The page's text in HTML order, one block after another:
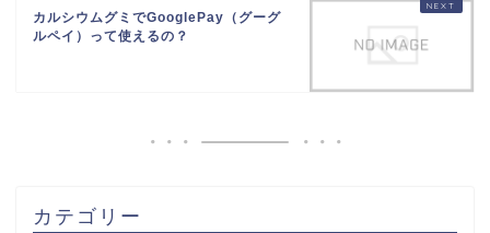
カルシウムグミでGooglePay（グーグ
ルペイ）って使えるの？
カテゴリー